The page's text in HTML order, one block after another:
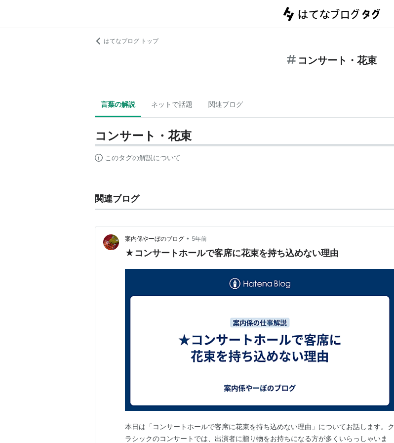
はてなブログ トップ
コンサート・花束
言葉の解説 ネットで話題 関連ブログ
コンサート・花束
このタグの解説について
関連ブログ
案内係やーぼのブログ • 5年前
★コンサートホールで客席に花束を持ち込めない理由
本日は「コンサートホールで客席に花束を持ち込めない理由」についてお話します。ク
ラシックのコンサートでは、出演者に贈り物をお持ちになる方が多くいらっしゃいま